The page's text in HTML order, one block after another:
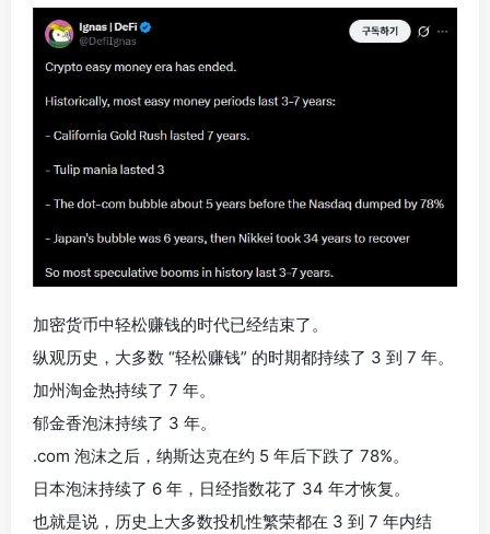
加密货币中轻松赚钱的时代已经结束了。
纵观历史，大多数 “轻松赚钱” 的时期都持续了 3 到 7 年。
加州淘金热持续了 7 年。
郁金香泡沫持续了 3 年。
.com 泡沫之后，纳斯达克在约 5 年后下跌了 78%。
日本泡沫持续了 6 年，日经指数花了 34 年才恢复。
也就是说，历史上大多数投机性繁荣都在 3 到 7 年内结